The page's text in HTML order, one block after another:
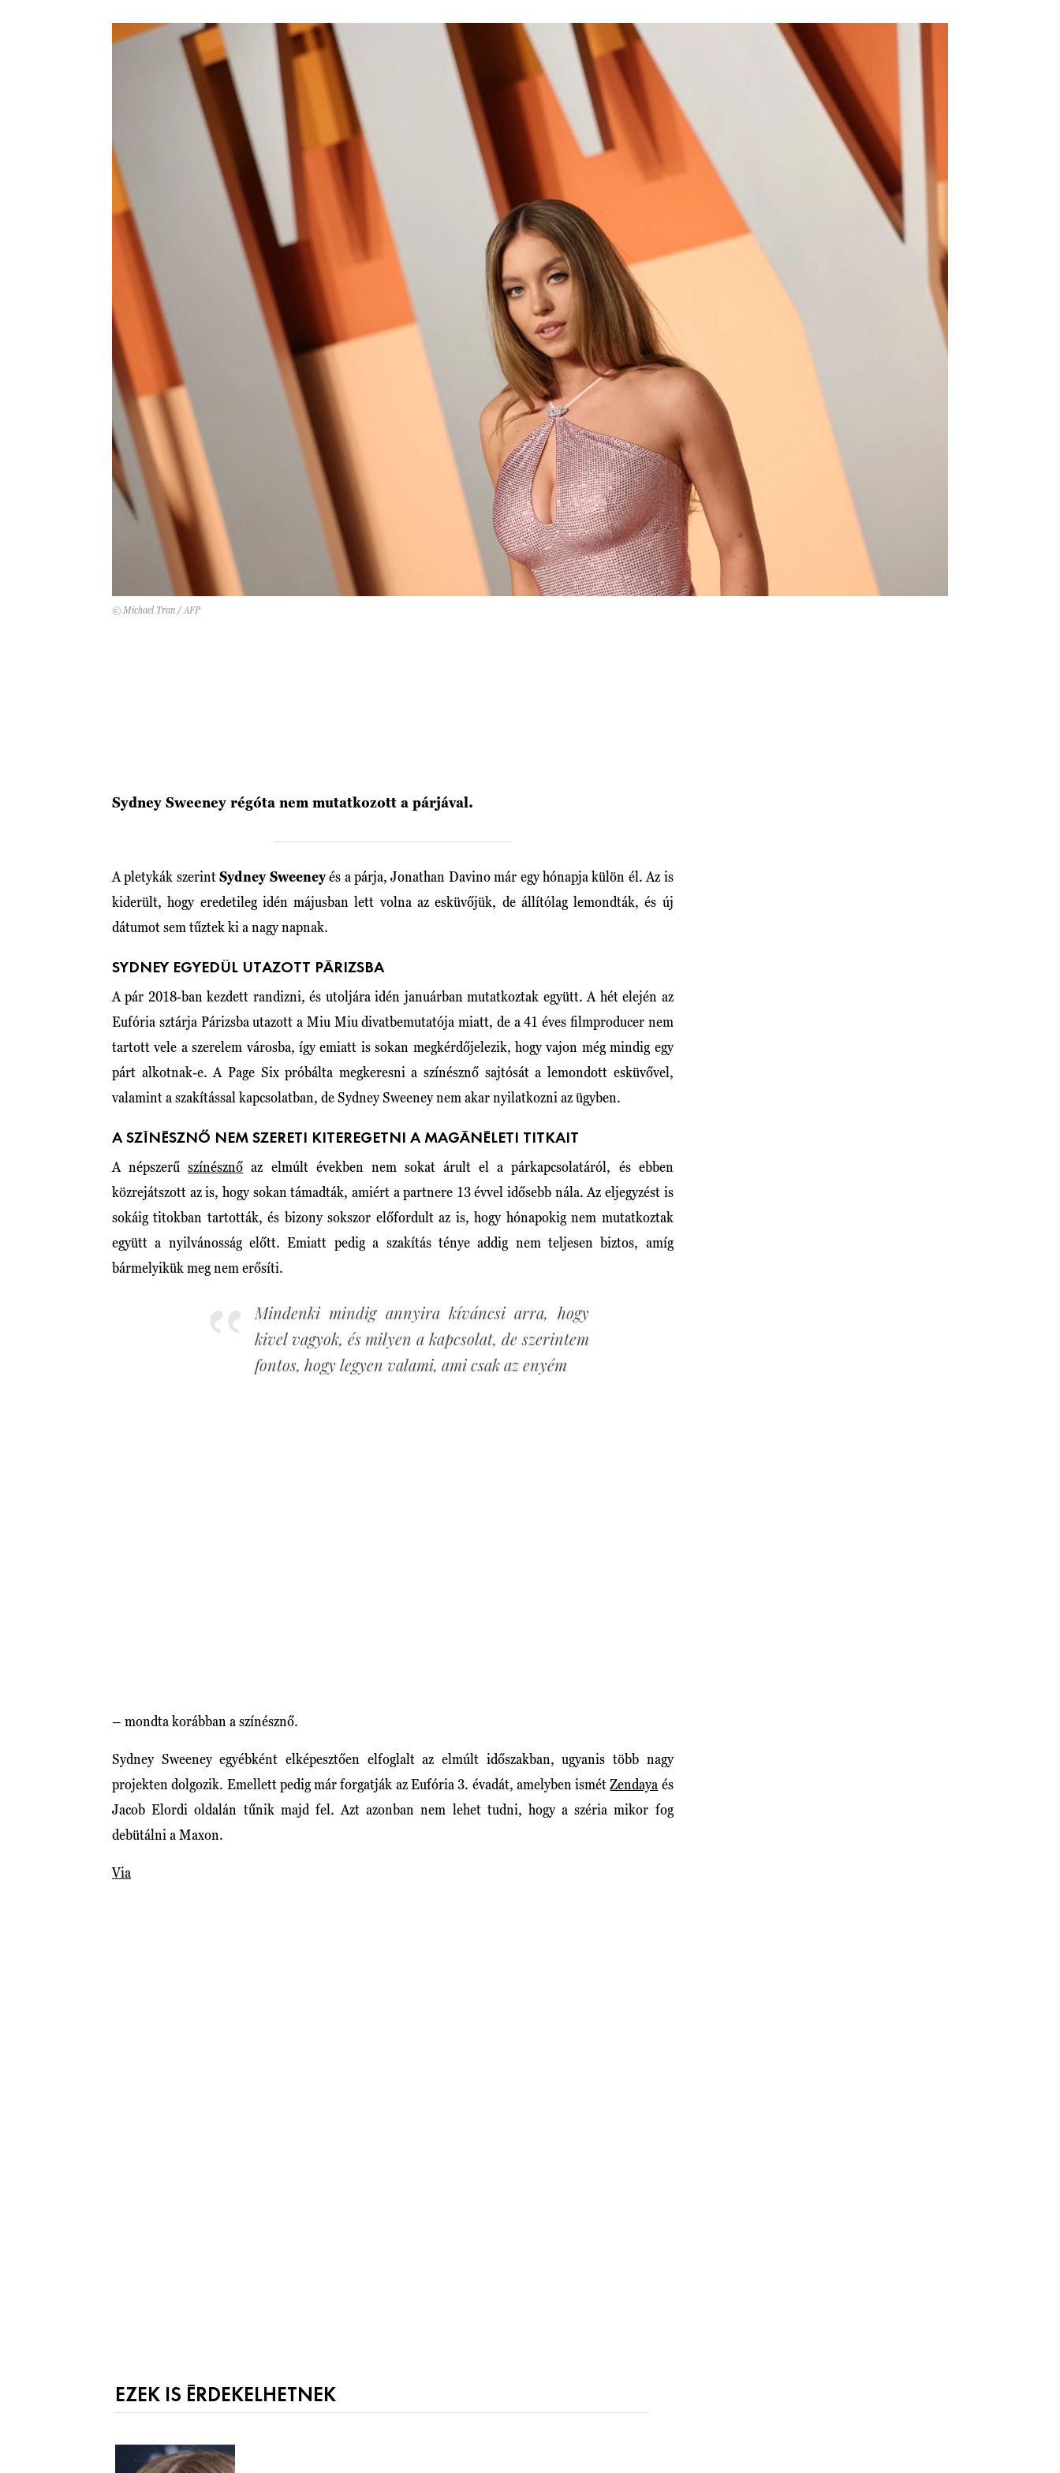
© Michael Tran / AFP
Sydney Sweeney régóta nem mutatkozott a párjával.
A pletykák szerintSydney Sweeneyés a párja, Jonathan Davino már egy hónapja külön él. Az is
kiderült, hogy eredetileg idén májusban lett volna az esküvőjük, de állítólag lemondták, és új
dátumot sem tűztek ki a nagy napnak.
SYDNEY EGYEDÜL UTAZOTT PÁRIZSBA
A pár 2018-ban kezdett randizni, és utoljára idén januárban mutatkoztak együtt. A hét elején az
Eufória sztárja Párizsba utazott a Miu Miu divatbemutatója miatt, de a 41 éves filmproducer nem
tartott vele a szerelem városba, így emiatt is sokan megkérdőjelezik, hogy vajon még mindig egy
párt alkotnak-e. A Page Six próbálta megkeresni a színésznő sajtósát a lemondott esküvővel,
valamint a szakítással kapcsolatban, de Sydney Sweeney nem akar nyilatkozni az ügyben.
A SZÍNÉSZNŐ NEM SZERETI KITEREGETNI A MAGÁNÉLETI TITKAIT
A népszerűszínésznő az elmúlt években nem sokat árult el a párkapcsolatáról, és ebben
közrejátszott az is, hogy sokan támadták, amiért a partnere 13 évvel idősebb nála. Az eljegyzést is
sokáig titokban tartották, és bizony sokszor előfordult az is, hogy hónapokig nem mutatkoztak
együtt a nyilvánosság előtt. Emiatt pedig a szakítás ténye addig nem teljesen biztos, amíg
bármelyikük meg nem erősíti.
Mindenki mindig annyira kíváncsi arra, hogy
kivel vagyok, és milyen a kapcsolat, de szerintem
fontos, hogy legyen valami, ami csak az enyém
– mondta korábban a színésznő.
Sydney Sweeney egyébként elképesztően elfoglalt az elmúlt időszakban, ugyanis több nagy
projekten dolgozik. Emellett pedig már forgatják az Eufória 3. évadát, amelyben ismétZendaya és
Jacob Elordi oldalán tűnik majd fel. Azt azonban nem lehet tudni, hogy a széria mikor fog
debütálni a Maxon.
Via
EZEK IS ÉRDEKELHETNEK